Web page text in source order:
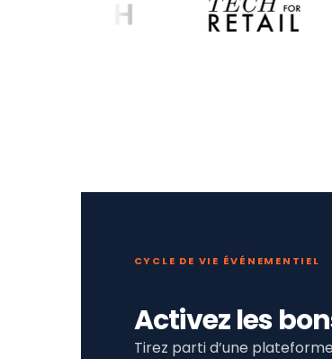
CYCLE DE VIE ÉVÉNEMENTIEL
Activez les
Tirez parti d’une